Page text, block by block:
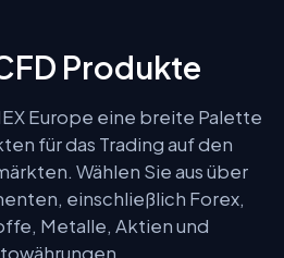
Produkte
Europe eine breite Palette
für das Trading auf den
Wählen Sie aus über
einschließlich Forex,
Metalle, Aktien und